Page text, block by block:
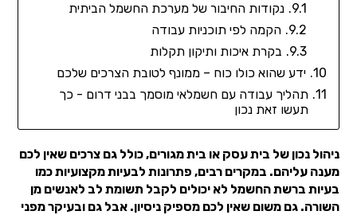
נקודות החיבור של מערכת החשמל הביתית
הקמה לפי תוכניות עבודה
בקרת איכות ותיקון תקלות
ידע שהוא כולו כוח – ממונף לטובת הצרכים שלכם
תהליך עבודה עם חשמלאי מוסמך בבני דרום - כך
תעשו זאת נכון
ניהול נכון של בית עסק או בית מגורים, כולל גם צרכים שאין לכם
מענה עליהם. במקרים רבים, פתרונות לבעיות מקצועיות כמו
בעיות ברשת החשמל לא יכולים לקבל תשומת לב לאנשים מן
השורה. גם משום שאין לכם מספיק ניסיון. אבל גם ובעיקר מפני